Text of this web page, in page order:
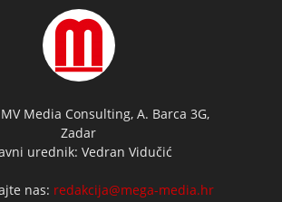
Media Consulting, A. Barca 3G,
Zadar
urednik: Vedran Vidučić
nas: redakcija@mega-media.hr